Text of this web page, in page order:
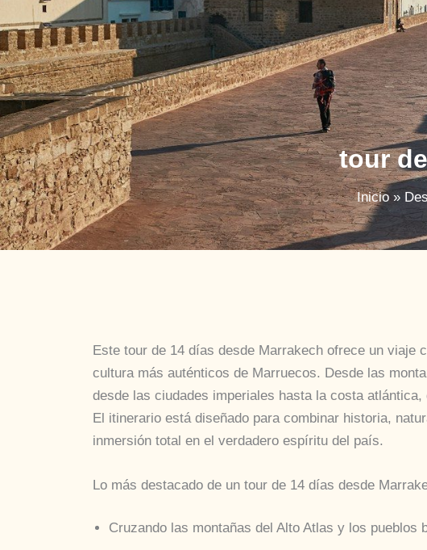
tour
Inicio
Este tour de 14 días desde Marrakech ofrece un viaje
cultura más auténticos de Marruecos. Desde las
desde las ciudades imperiales hasta la costa
El itinerario está diseñado para combinar historia,
inmersión total en el verdadero espíritu del país.
Lo más destacado de un tour de 14 días desde
Cruzando las montañas del Alto Atlas y los pueblos